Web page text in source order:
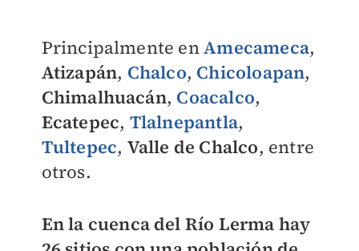
Principalmente enAmecameca,
Atizapán, Chalco, Chicoloapan,
Chimalhuacán, Coacalco,
Ecatepec, Tlalnepantla,
Tultepec, Valle de Chalco, entre
otros.
En la cuenca del Río Lerma hay